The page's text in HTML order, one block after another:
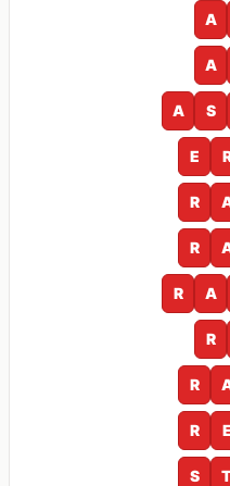
A
A
A S
E
R
R
R A
R
R
R E
S